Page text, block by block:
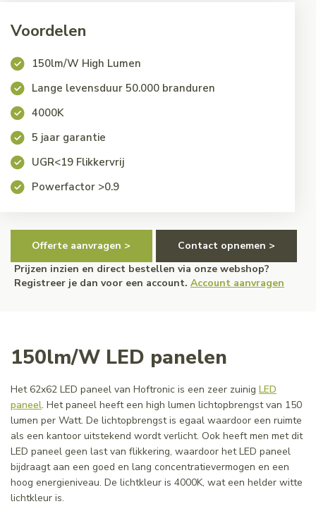
Voordelen
150lm/W High Lumen
Lange levensduur 50.000 branduren
4000K
5 jaar garantie
UGR<19 Flikkervrij
Powerfactor >0.9
Offerte aanvragen >
Contact opnemen >
Prijzen inzien en direct bestellen via onze webshop?
Registreer je dan voor een account. Account aanvragen
150lm/W LED panelen
Het 62x62 LED paneel van Hoftronic is een zeer zuinig LED
paneel. Het paneel heeft een high lumen lichtopbrengst van 150
lumen per Watt. De lichtopbrengst is egaal waardoor een ruimte
als een kantoor uitstekend wordt verlicht. Ook heeft men met dit
LED paneel geen last van flikkering, waardoor het LED paneel
bijdraagt aan een goed en lang concentratievermogen en een
hoog energieniveau. De lichtkleur is 4000K, wat een helder witte
lichtkleur is.